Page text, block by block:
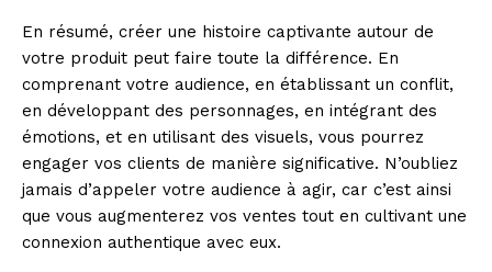
En résumé, créer une histoire captivante autour de
votre produit peut faire toute la différence. En
comprenant votre audience, en établissant un conflit,
en développant des personnages, en intégrant des
émotions, et en utilisant des visuels, vous pourrez
engager vos clients de manière significative. N’oubliez
jamais d’appeler votre audience à agir, car c’est ainsi
que vous augmenterez vos ventes tout en cultivant une
connexion authentique avec eux.